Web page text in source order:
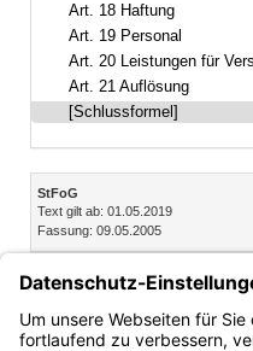
Art. 18 Haftung
Art. 19 Personal
Art. 20 Leistungen für
Art. 21 Auflösung
[Schlussformel]
Inhalt
StFoG
Text gilt ab: 01.05.2019
Fassung: 09.05.2005
München, den 9. Mai
Der Bayerische
Dr. Edmund Stoiber